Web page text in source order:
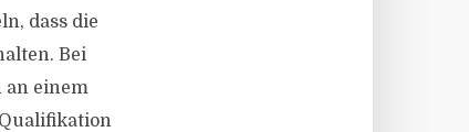
dass die
Bei
an einem